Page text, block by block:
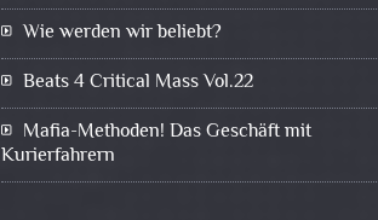
Wie werden wir beliebt?
Beats 4 Critical Mass Vol.22
Mafia-Methoden! Das Geschäft mit
Kurierfahrern